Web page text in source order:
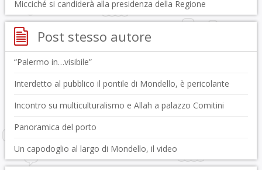
Micciché si candiderà alla presidenza della Regione
Post stesso autore
“Palermo in…visibile”
Interdetto al pubblico il pontile di Mondello, è pericolante
Incontro su multiculturalismo e Allah a palazzo Comitini
Panoramica del porto
Un capodoglio al largo di Mondello, il video